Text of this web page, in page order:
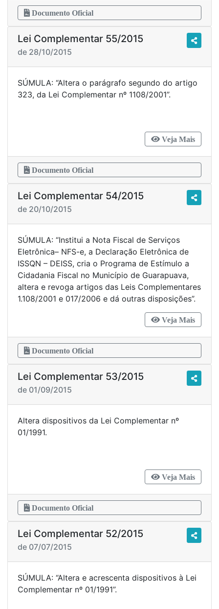
Documento Oficial
Lei Complementar 55/2015
de 28/10/2015
SÚMULA: “Altera o parágrafo segundo do artigo
323, da Lei Complementar nº 1108/2001”.
Veja Mais
Documento Oficial
Lei Complementar 54/2015
de 20/10/2015
SÚMULA: “Institui a Nota Fiscal de Serviços
Eletrônica– NFS-e, a Declaração Eletrônica de
ISSQN – DEISS, cria o Programa de Estímulo a
Cidadania Fiscal no Município de Guarapuava,
altera e revoga artigos das Leis Complementares
1.108/2001 e 017/2006 e dá outras disposições”.
Veja Mais
Documento Oficial
Lei Complementar 53/2015
de 01/09/2015
Altera dispositivos da Lei Complementar nº
01/1991.
Veja Mais
Documento Oficial
Lei Complementar 52/2015
de 07/07/2015
SÚMULA: “Altera e acrescenta dispositivos à Lei
Complementar nº 01/1991”.